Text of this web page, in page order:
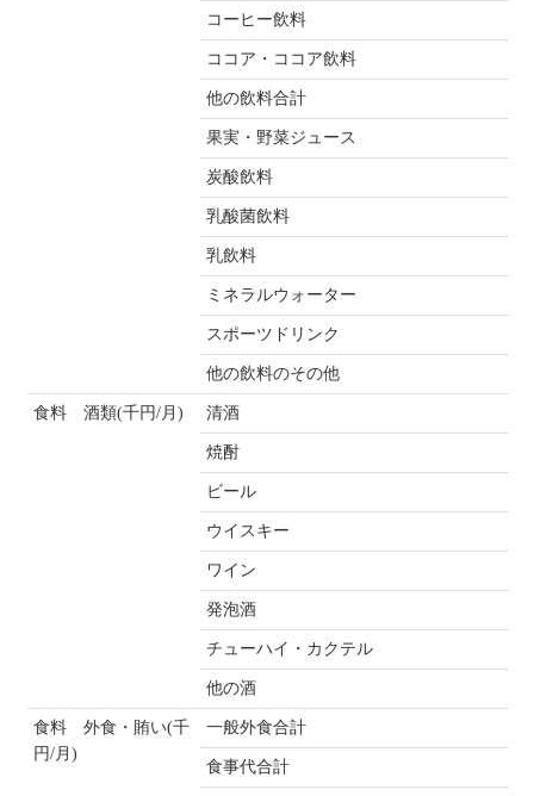
コーヒー飲料
ココア・ココア飲料
他の飲料合計
果実・野菜ジュース
炭酸飲料
乳酸菌飲料
乳飲料
ミネラルウォーター
スポーツドリンク
他の飲料のその他
食料 酒類(千円/月) 清酒
焼酎
ビール
ウイスキー
ワイン
発泡酒
チューハイ・カクテル
他の酒
食料 外食・賄い(千
円/月)
一般外食合計
食事代合計